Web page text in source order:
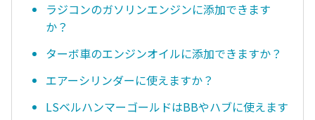
ラジコンのガソリンエンジンに添加できます
か？
ターボ車のエンジンオイルに添加できますか？
エアーシリンダーに使えますか？
LSベルハンマーゴールドはBBやハブに使えます